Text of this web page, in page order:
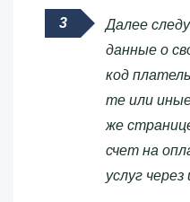
Далее
данные о
код
те или
же
счет на
услуг